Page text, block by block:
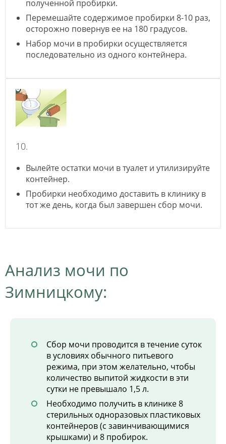
полученной пробирки.
Перемешайте содержимое пробирки 8-10 раз,
осторожно повернув ее на 180 градусов.
Набор мочи в пробирки осуществляется
последовательно из одного контейнера.
10.
Вылейте остатки мочи в туалет и утилизируйте
контейнер.
Пробирки необходимо доставить в клинику в
тот же день, когда был завершен сбор мочи.
Анализ мочи по
Зимницкому:
Сбор мочи проводится в течение суток
в условиях обычного питьевого
режима, при этом желательно, чтобы
количество выпитой жидкости в эти
сутки не превышало 1,5 л.
Необходимо получить в клинике 8
стерильных одноразовых пластиковых
контейнеров (с завинчивающимися
крышками) и 8 пробирок.